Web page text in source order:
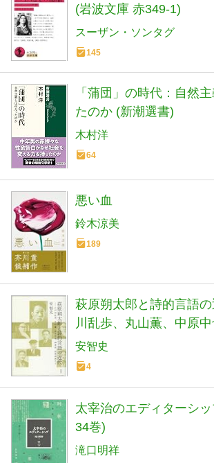
(岩波文庫 赤349-1)
スーザン・ソンタグ
145
「蒲団」の時代：自然
たのか (新潮選書)
木村洋
64
悪い血
鈴木涼美
189
萩原朔太郎と詩的言語
川乱歩、丸山薫、中原
民衆詩派など
安智史
4
太宰治のエディターシ
34巻)
滝口明祥